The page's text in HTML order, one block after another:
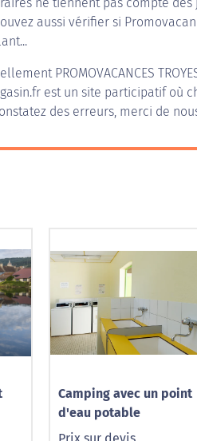
aussi vérifier si
PROMOVACANCES
est un site participatif où
des erreurs, merci de
Camping avec un point
d'eau potable